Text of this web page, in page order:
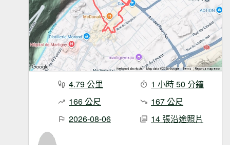
4.79 公里
1 小時 50 分鐘
166 公尺
167 公尺
2026-08-06
14 張沿途照片